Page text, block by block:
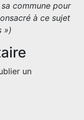
commune pour
à ce sujet
»)
un